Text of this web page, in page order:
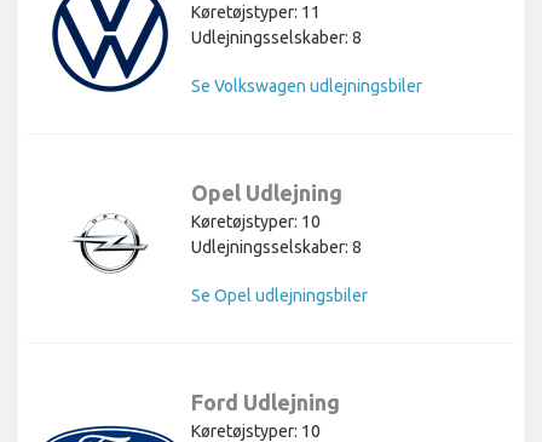
Køretøjstyper: 11
Udlejningsselskaber: 8
Se Volkswagen udlejningsbiler
Opel Udlejning
Køretøjstyper: 10
Udlejningsselskaber: 8
Se Opel udlejningsbiler
Ford Udlejning
Køretøjstyper: 10